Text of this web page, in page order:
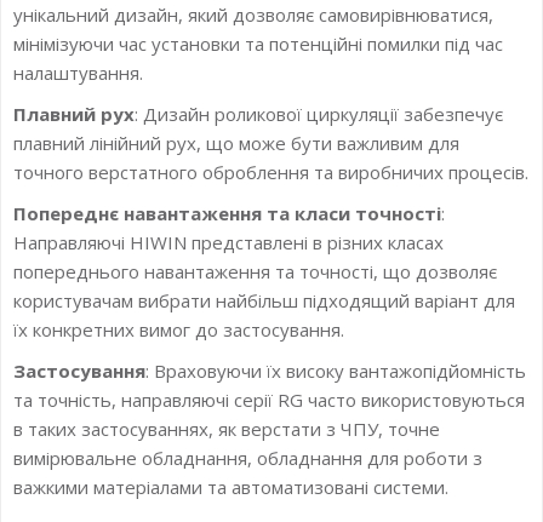
унікальний дизайн, який дозволяє самовирівнюватися,
мінімізуючи час установки та потенційні помилки під час
налаштування.
Плавний рух: Дизайн роликової циркуляції забезпечує
плавний лінійний рух, що може бути важливим для
точного верстатного оброблення та виробничих процесів.
Попереднє навантаження та класи точності:
Направляючі HIWIN представлені в різних класах
попереднього навантаження та точності, що дозволяє
користувачам вибрати найбільш підходящий варіант для
їх конкретних вимог до застосування.
Застосування: Враховуючи їх високу вантажопідйомність
та точність, направляючі серії RG часто використовуються
в таких застосуваннях, як верстати з ЧПУ, точне
вимірювальне обладнання, обладнання для роботи з
важкими матеріалами та автоматизовані системи.